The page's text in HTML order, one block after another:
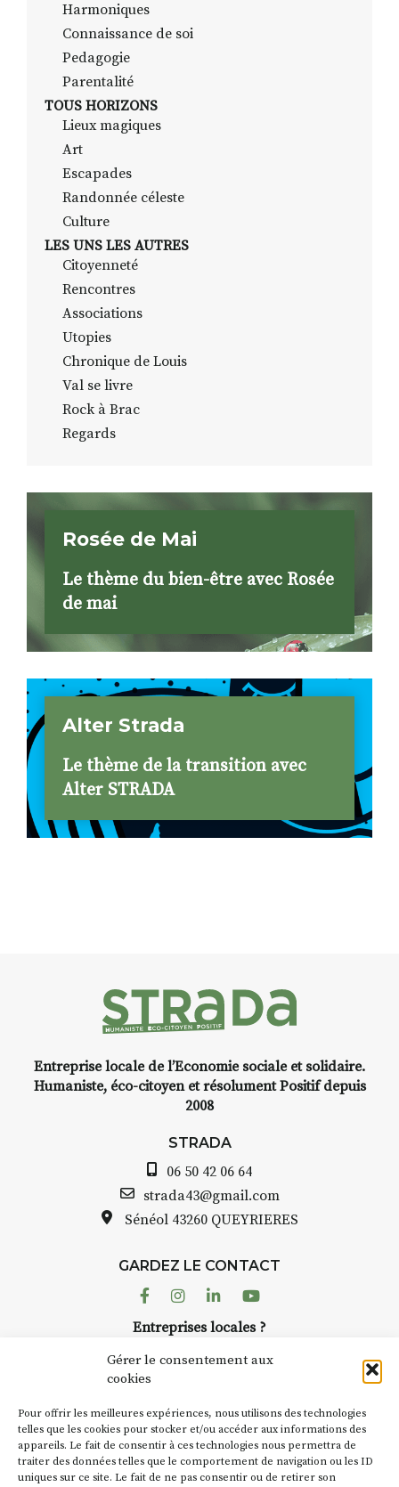
Gérer le consentement aux
cookies
Pour offrir les meilleures expériences, nous utilisons des technologies
telles que les cookies pour stocker et/ou accéder aux informations des
appareils. Le fait de consentir à ces technologies nous permettra de
traiter des données telles que le comportement de navigation ou les ID
uniques sur ce site. Le fait de ne pas consentir ou de retirer son
Harmoniques
Connaissance de soi
Pedagogie
Parentalité
TOUS HORIZONS
Lieux magiques
Art
Escapades
Randonnée céleste
Culture
LES UNS LES AUTRES
Citoyenneté
Rencontres
Associations
Utopies
Chronique de Louis
Val se livre
Rock à Brac
Regards
Rosée de Mai
Le thème du bien-être avec Rosée
de mai
Alter Strada
Le thème de la transition avec
Alter STRADA
Entreprise locale de l’Economie sociale et solidaire.
Humaniste, éco-citoyen et résolument Positif depuis
2008
STRADA
06 50 42 06 64
strada43@gmail.com
Sénéol 43260 QUEYRIERES
GARDEZ LE CONTACT
FacebookInstagram
LinkedinYoutube
Entreprises locales ?
Suivez toute l'actu de Strada